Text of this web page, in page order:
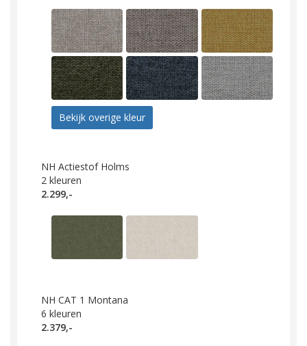
Bekijk overige kleur
NH Actiestof Holms
2 kleuren
2.299,-
NH CAT 1 Montana
6 kleuren
2.379,-